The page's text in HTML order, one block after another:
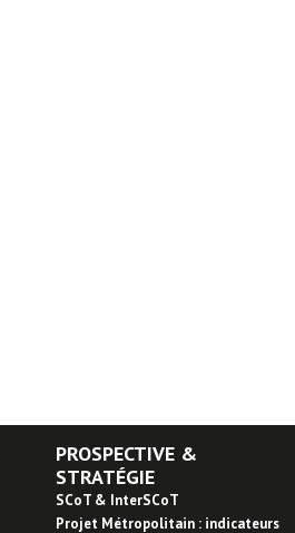
PROSPECTIVE &
STRATÉGIE
SCoT & InterSCoT
Projet Métropolitain : indicateurs